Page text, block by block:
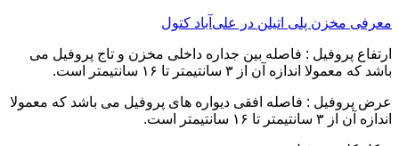
معرفی مخزن پلی اتیلن در علی‌آباد کتول
ارتفاع پروفیل : فاصله بین جداره داخلی مخزن و تاج پروفیل می
باشد که معمولا اندازه آن از ۳ سانتیمتر تا ۱۶ سانتیمتر است.
عرض پروفیل : فاصله افقی دیواره های پروفیل می باشد که معمولا
اندازه آن از ۳ سانتیمتر تا ۱۶ سانتیمتر است.